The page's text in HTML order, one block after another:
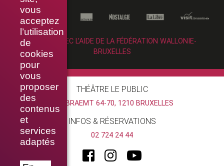
vous
acceptez
l’utilisation
de
cookies
pour
vous
proposer
des
contenus
et
services
adaptés
RÉALISÉ AVEC L’AIDE DE LA FÉDÉRATION WALLONIE-
BRUXELLES
THÉÂTRE LE PUBLIC
RUE BRAEMT 64-70, 1210 BRUXELLES
INFOS & RÉSERVATIONS
02 724 24 44